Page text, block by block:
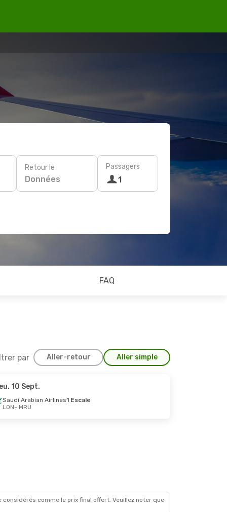
Retour le
Données
Passagers
1
FAQ
par Aller-retour Aller simple
10 Sept.
Saudi Arabian Airlines1 Escale
LON- MRU
comme le prix final offert. Veuillez noter que